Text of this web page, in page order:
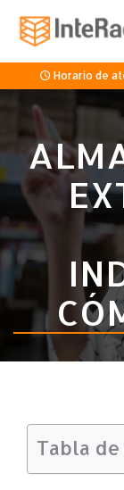
Horario de
Tabla